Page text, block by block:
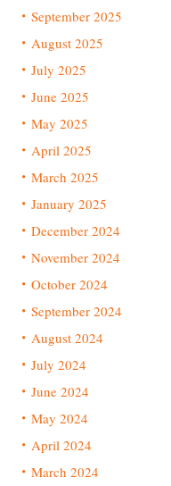
September 2025
August 2025
July 2025
June 2025
May 2025
April 2025
March 2025
January 2025
December 2024
November 2024
October 2024
September 2024
August 2024
July 2024
June 2024
May 2024
April 2024
March 2024